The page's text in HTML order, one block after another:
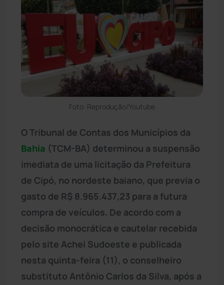
Foto: Reprodução/Youtube
O Tribunal de Contas dos Municípios da
Bahia (TCM-BA) determinou a suspensão
imediata de uma licitação da Prefeitura
de Cipó, no nordeste baiano, que previa o
gasto de R$ 8.965.437,23 para a futura
compra de veículos. De acordo com a
decisão monocrática e cautelar recebida
pelo site Achei Sudoeste e publicada
nesta quinta-feira (11), o conselheiro
substituto Antônio Carlos da Silva, após a